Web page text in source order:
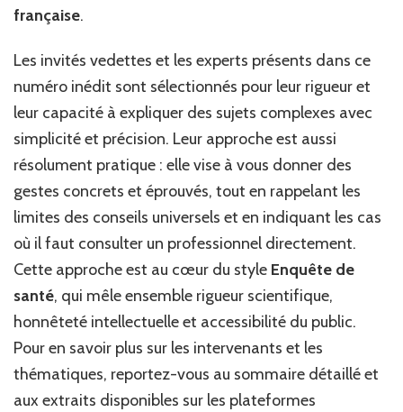
française.
Les invités vedettes et les experts présents dans ce
numéro inédit sont sélectionnés pour leur rigueur et
leur capacité à expliquer des sujets complexes avec
simplicité et précision. Leur approche est aussi
résolument pratique : elle vise à vous donner des
gestes concrets et éprouvés, tout en rappelant les
limites des conseils universels et en indiquant les cas
où il faut consulter un professionnel directement.
Cette approche est au cœur du style Enquête de
santé, qui mêle ensemble rigueur scientifique,
honnêteté intellectuelle et accessibilité du public.
Pour en savoir plus sur les intervenants et les
thématiques, reportez-vous au sommaire détaillé et
aux extraits disponibles sur les plateformes